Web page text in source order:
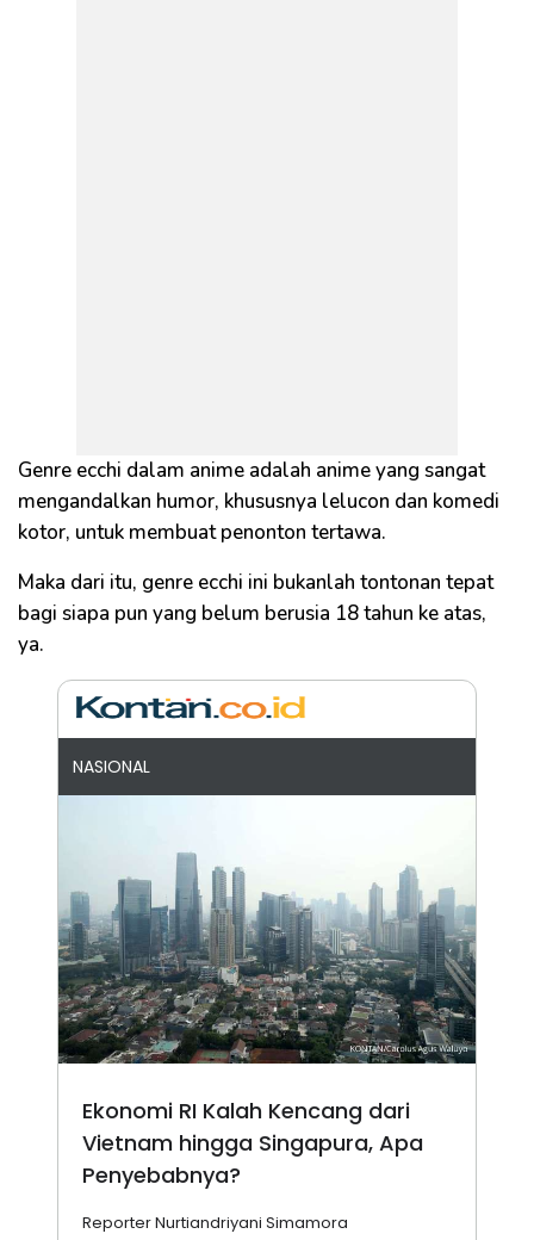
Genre ecchi dalam anime adalah anime yang sangat
mengandalkan humor, khususnya lelucon dan komedi
kotor, untuk membuat penonton tertawa.
Maka dari itu, genre ecchi ini bukanlah tontonan tepat
bagi siapa pun yang belum berusia 18 tahun ke atas,
ya.
NASIONAL
Ekonomi RI Kalah Kencang dari
Vietnam hingga Singapura, Apa
Penyebabnya?
Reporter Nurtiandriyani Simamora